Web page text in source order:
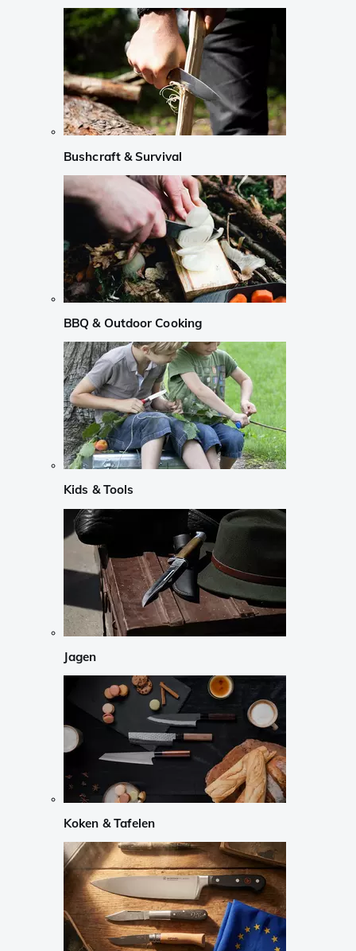
Bushcraft & Survival
BBQ & Outdoor Cooking
Kids & Tools
Jagen
Koken & Tafelen